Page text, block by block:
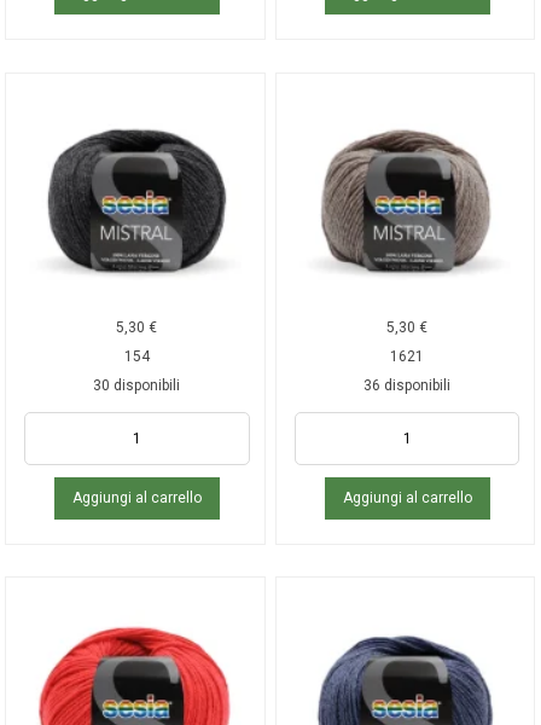
5,30€
154
30 disponibili
Aggiungi al carrello
5,30€
1621
36 disponibili
Aggiungi al carrello